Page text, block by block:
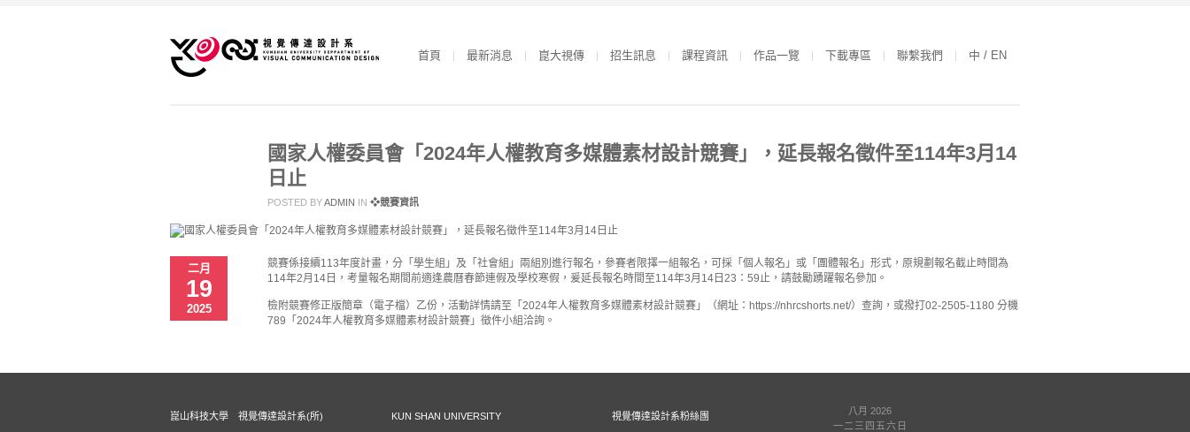
首頁 最新消息 崑大視傳 招生訊息 課程資訊 作品一覽 下載專區 聯繫我們 中 / EN
國家人權委員會「2024年人權教育多媒體素材設計競賽」，延長報名徵件至114年3月14
日止
POSTED BYADMIN IN ❖競賽資訊
二月
19
2025
競賽係接續113年度計畫，分「學生組」及「社會組」兩組別進行報名，參賽者限擇一組報名，可採「個人報名」或「團體報名」形式，原規劃報名截止時間為
114年2月14日，考量報名期間前適逢農曆春節連假及學校寒假，爰延長報名時間至114年3月14日23：59止，請鼓勵踴躍報名參加。
檢附競賽修正版簡章（電子檔）乙份，活動詳情請至「2024年人權教育多媒體素材設計競賽」（網址：https://nhrcshorts.net/）查詢，或撥打02-2505-1180 分機
789「2024年人權教育多媒體素材設計競賽」徵件小組洽詢。
崑山科技大學 視覺傳達設計系(所) KUN SHAN UNIVERSITY 視覺傳達設計系粉絲團
八月 2026
一二 三 四 五六 日